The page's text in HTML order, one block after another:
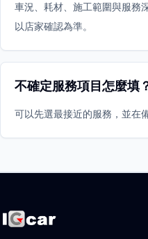
車況、耗材、施工範圍與服務
以店家確認為準。
不確定服務項目怎麼填
可以先選最接近的服務，並在